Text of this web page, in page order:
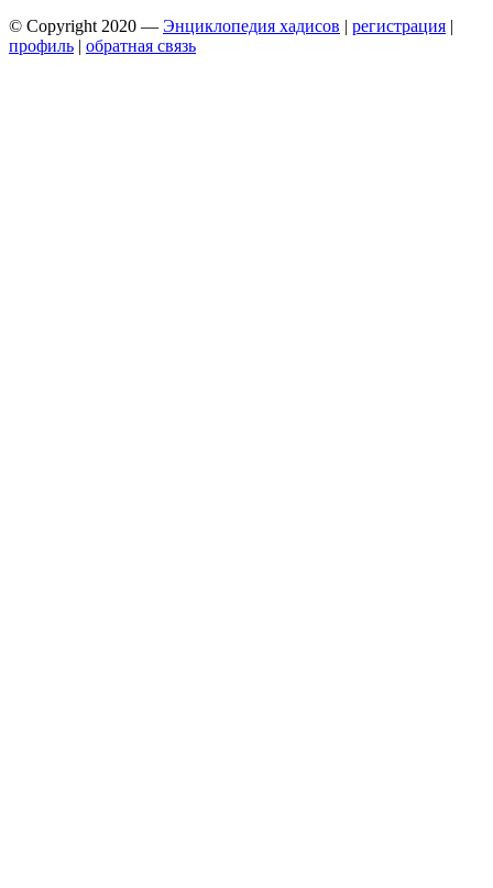
© Copyright 2020 — Энциклопедия хадисов | регистрация |
профиль | обратная связь